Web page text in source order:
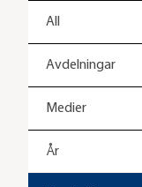
All
Avdelningar
Medier
År